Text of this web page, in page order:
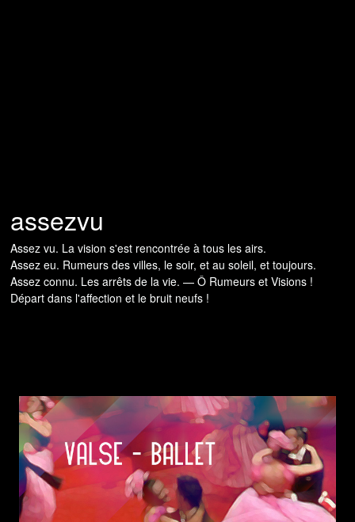
assezvu
Assez vu. La vision s'est rencontrée à tous les airs.
Assez eu. Rumeurs des villes, le soir, et au soleil, et toujours.
Assez connu. Les arrêts de la vie. — Ô Rumeurs et Visions !
Départ dans l'affection et le bruit neufs !